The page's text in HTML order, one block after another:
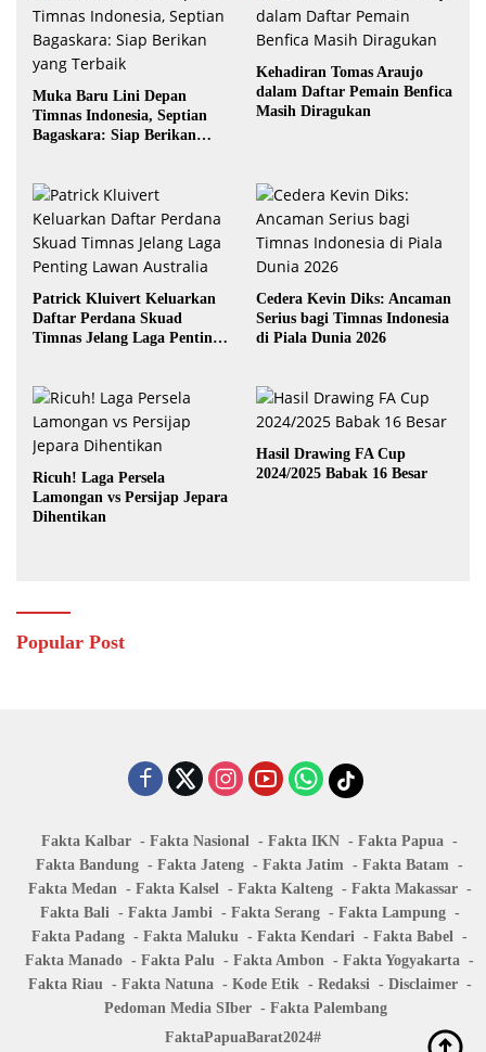
Muka Baru Lini Depan
Timnas Indonesia, Septian
Bagaskara: Siap Berikan
Kehadiran Tomas Araujo
dalam Daftar Pemain Benfica
Masih Diragukan
Patrick Kluivert Keluarkan
Daftar Perdana Skuad
Timnas Jelang Laga Penting
Cedera Kevin Diks: Ancaman
Serius bagi Timnas Indonesia
di Piala Dunia 2026
Ricuh! Laga Persela
Lamongan vs Persijap Jepara
Dihentikan
Hasil Drawing FA Cup
2024/2025 Babak 16 Besar
Popular Post
Fakta Kalbar Fakta Nasional Fakta IKN
Fakta Papua
Fakta Bandung
Fakta Jateng Fakta Jatim
Fakta Batam
Fakta Medan
Fakta Kalsel Fakta Kalteng
Fakta Makassar
Fakta Bali
Fakta Jambi Fakta Serang
Fakta Lampung
Fakta Padang
Fakta Maluku Fakta Kendari
Fakta Babel
Fakta Manado
Fakta Palu Fakta Ambon
Fakta Yogyakarta
Fakta Riau
Fakta Natuna Kode Etik Redaksi
Disclaimer
Pedoman Media SIber
Fakta Palembang
FaktaPapuaBarat2024#